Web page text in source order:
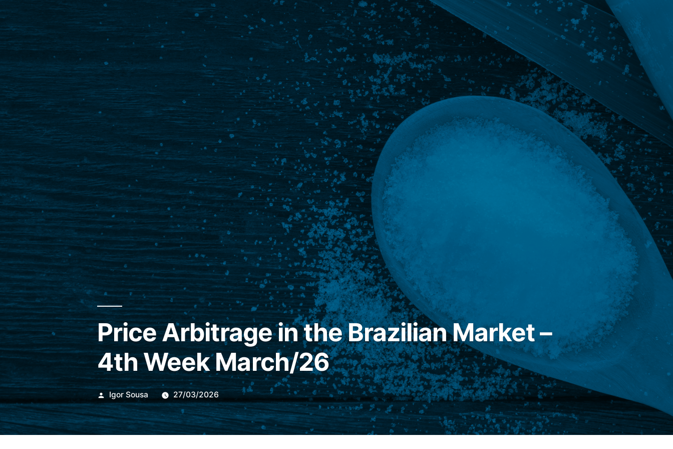
Price Arbitrage in the Brazilian Market –
4th Week March/26
Publicado
por
Igor Sousa 27/03/2026